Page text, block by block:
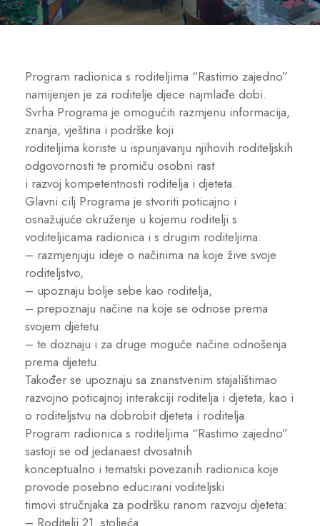
Program radionica s roditeljima “Rastimo zajedno”
namijenjen je za roditelje djece najmlađe dobi.
Svrha Programa je omogućiti razmjenu informacija,
znanja, vještina i podrške koji
roditeljima koriste u ispunjavanju njihovih roditeljskih
odgovornosti te promiču osobni rast
i razvoj kompetentnosti roditelja i djeteta.
Glavni cilj Programa je stvoriti poticajno i
osnažujuće okruženje u kojemu roditelji s
voditeljicama radionica i s drugim roditeljima:
– razmjenjuju ideje o načinima na koje žive svoje
roditeljstvo,
– upoznaju bolje sebe kao roditelja,
– prepoznaju načine na koje se odnose prema
svojem djetetu
– te doznaju i za druge moguće načine odnošenja
prema djetetu.
Također se upoznaju sa znanstvenim stajalištimao
razvojno poticajnoj interakciji roditelja i djeteta, kao i
o roditeljstvu na dobrobit djeteta i roditelja.
Program radionica s roditeljima “Rastimo zajedno”
sastoji se od jedanaest dvosatnih
konceptualno i tematski povezanih radionica koje
provode posebno educirani voditeljski
timovi stručnjaka za podršku ranom razvoju djeteta: